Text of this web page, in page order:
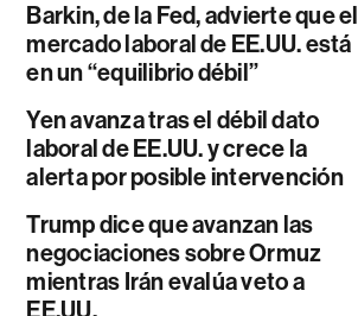
Barkin, de la Fed, advierte que el
mercado laboral de EE.UU. está
en un “equilibrio débil”
Yen avanza tras el débil dato
laboral de EE.UU. y crece la
alerta por posible intervención
Trump dice que avanzan las
negociaciones sobre Ormuz
mientras Irán evalúa veto a